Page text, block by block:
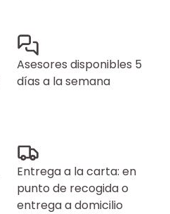
Asesores disponibles 5
días a la semana
Entrega a la carta: en
punto de recogida o
entrega a domicilio